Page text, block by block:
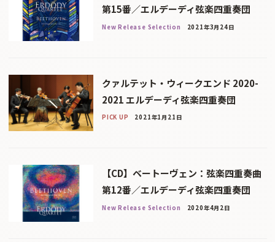
第15番／エルデーディ弦楽四重奏団
New Release Selection 2021年3月24日
クァルテット・ウィークエンド 2020-
2021 エルデーディ弦楽四重奏団
PICK UP 2021年1月21日
【CD】ベートーヴェン：弦楽四重奏曲
第12番／エルデーディ弦楽四重奏団
New Release Selection 2020年4月2日